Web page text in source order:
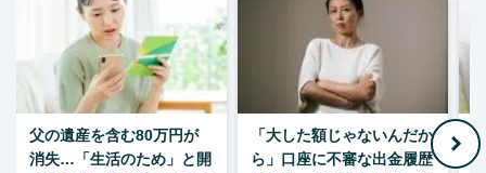
父の遺産を含む80万円が
消失…「生活のため」と開
「大した額じゃないんだか
ら」口座に不審な出金履歴